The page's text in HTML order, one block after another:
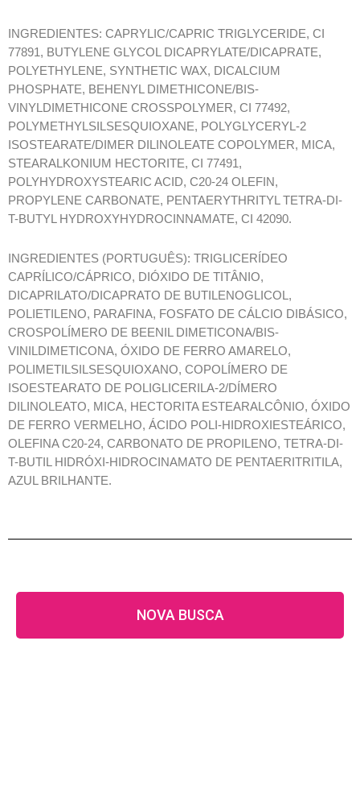
INGREDIENTES: CAPRYLIC/CAPRIC TRIGLYCERIDE, CI
77891, BUTYLENE GLYCOL DICAPRYLATE/DICAPRATE,
POLYETHYLENE, SYNTHETIC WAX, DICALCIUM
PHOSPHATE, BEHENYL DIMETHICONE/BIS-
VINYLDIMETHICONE CROSSPOLYMER, CI 77492,
POLYMETHYLSILSESQUIOXANE, POLYGLYCERYL-2
ISOSTEARATE/DIMER DILINOLEATE COPOLYMER, MICA,
STEARALKONIUM HECTORITE, CI 77491,
POLYHYDROXYSTEARIC ACID, C20-24 OLEFIN,
PROPYLENE CARBONATE, PENTAERYTHRITYL TETRA-DI-
T-BUTYL HYDROXYHYDROCINNAMATE, CI 42090.
INGREDIENTES (PORTUGUÊS): TRIGLICERÍDEO
CAPRÍLICO/CÁPRICO, DIÓXIDO DE TITÂNIO,
DICAPRILATO/DICAPRATO DE BUTILENOGLICOL,
POLIETILENO, PARAFINA, FOSFATO DE CÁLCIO DIBÁSICO,
CROSPOLÍMERO DE BEENIL DIMETICONA/BIS-
VINILDIMETICONA, ÓXIDO DE FERRO AMARELO,
POLIMETILSILSESQUIOXANO, COPOLÍMERO DE
ISOESTEARATO DE POLIGLICERILA-2/DÍMERO
DILINOLEATO, MICA, HECTORITA ESTEARALCÔNIO, ÓXIDO
DE FERRO VERMELHO, ÁCIDO POLI-HIDROXIESTEÁRICO,
OLEFINA C20-24, CARBONATO DE PROPILENO, TETRA-DI-
T-BUTIL HIDRÓXI-HIDROCINAMATO DE PENTAERITRITILA,
AZUL BRILHANTE.
NOVA BUSCA